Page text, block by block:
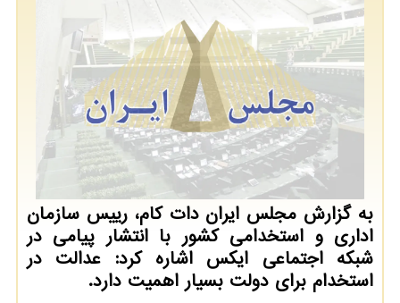
به گزارش مجلس ایران دات کام، رییس سازمان
اداری و استخدامی کشور با انتشار پیامی در
شبکه اجتماعی ایکس اشاره کرد: عدالت⁩ در
استخدام⁩ برای ⁧دولت⁩ بسیار اهمیت دارد.